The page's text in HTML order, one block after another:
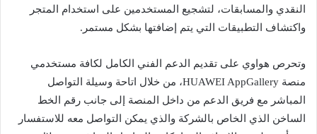
النقدي والمسابقات، لتشجيع المستخدمين على استخدام المتجر
واكتشاف التطبيقات التي يتم إضافتها بشكل مستمر.
وتحرص هواوي على تقديم الدعم الفني الكامل لكافة مستخدمي
منصة HUAWEI AppGallery، من خلال اتاحة وسيلة التواصل
المباشر مع فريق الدعم من داخل المنصة إلى جانب رقم الخط
الساخن الذي الخاص بالشركة والذي يمكن التواصل معه للاستفسار